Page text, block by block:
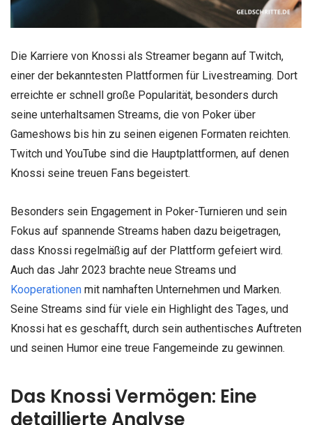
Die Karriere von Knossi als Streamer begann auf Twitch,
einer der bekanntesten Plattformen für Livestreaming. Dort
erreichte er schnell große Popularität, besonders durch
seine unterhaltsamen Streams, die von Poker über
Gameshows bis hin zu seinen eigenen Formaten reichten.
Twitch und YouTube sind die Hauptplattformen, auf denen
Knossi seine treuen Fans begeistert.
Besonders sein Engagement in Poker-Turnieren und sein
Fokus auf spannende Streams haben dazu beigetragen,
dass Knossi regelmäßig auf der Plattform gefeiert wird.
Auch das Jahr 2023 brachte neue Streams und
Kooperationen mit namhaften Unternehmen und Marken.
Seine Streams sind für viele ein Highlight des Tages, und
Knossi hat es geschafft, durch sein authentisches Auftreten
und seinen Humor eine treue Fangemeinde zu gewinnen.
Das Knossi Vermögen: Eine
detaillierte Analyse